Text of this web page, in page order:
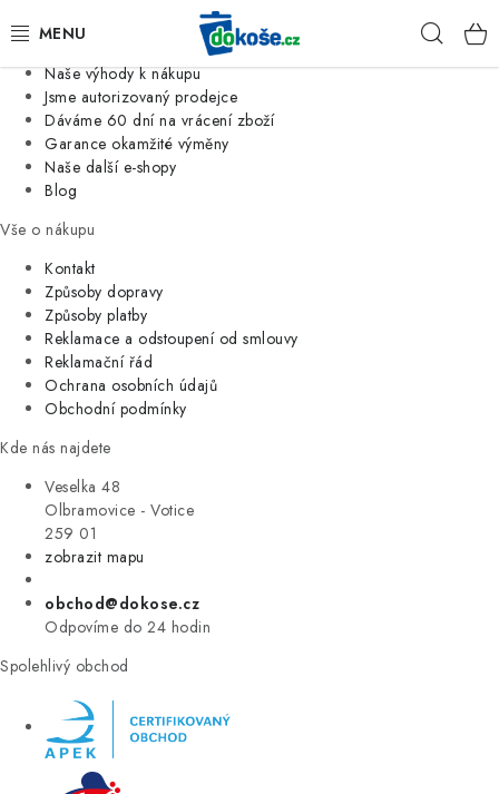
Jsme tradiční česká firma
Naše výhody k nákupu
Jsme autorizovaný prodejce
Dáváme 60 dní na vrácení zboží
Garance okamžité výměny
Naše další e-shopy
Blog
Vše o nákupu
Kontakt
Způsoby dopravy
Způsoby platby
Reklamace a odstoupení od smlouvy
Reklamační řád
Ochrana osobních údajů
Obchodní podmínky
Kde nás najdete
Veselka 48
Olbramovice - Votice
259 01
zobrazit mapu
obchod@dokose.cz
Odpovíme do 24 hodin
Spolehlivý obchod
KOŠE
SÁČKY
KUCHYNĚ
ORGANIZACE
DOMÁCNOST
ÚKLID
VÝPRODEJ
ZNAČKY
Úvod Kontakt Blog
Moje objednávka